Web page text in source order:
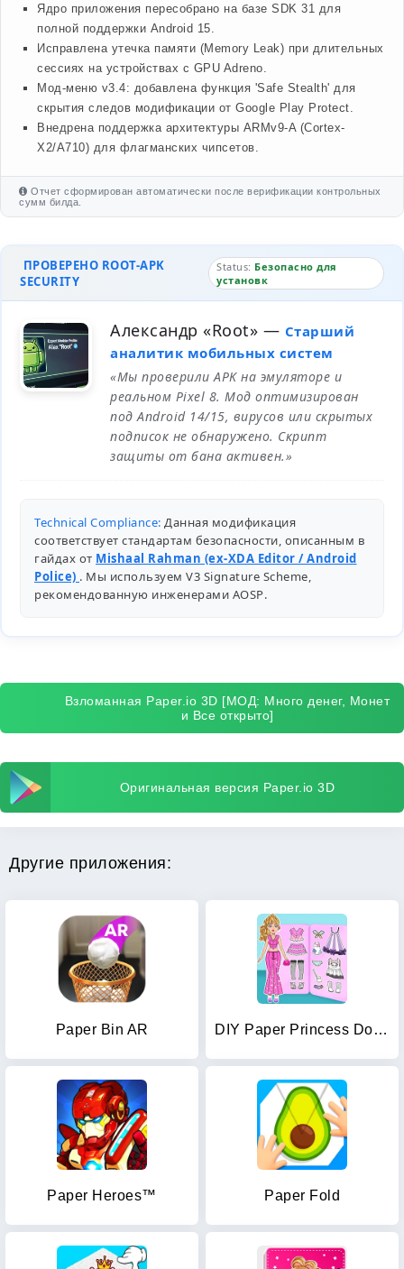
Ядро приложения пересобрано на базе SDK 31 для
полной поддержки Android 15.
Исправлена утечка памяти (Memory Leak) при длительных
сессиях на устройствах с GPU Adreno.
Мод-меню v3.4: добавлена функция 'Safe Stealth' для
скрытия следов модификации от Google Play Protect.
Внедрена поддержка архитектуры ARMv9-A (Cortex-
X2/A710) для флагманских чипсетов.
Отчет сформирован автоматически после верификации контрольных
сумм билда.
ПРОВЕРЕНО ROOT-APK
SECURITY
Status: Безопасно для
установк
Александр «Root» — Старший
аналитик мобильных систем
«Мы проверили APK на эмуляторе и
реальном Pixel 8. Мод оптимизирован
под Android 14/15, вирусов или скрытых
подписок не обнаружено. Скрипт
защиты от бана активен.»
Technical Compliance: Данная модификация
соответствует стандартам безопасности, описанным в
гайдах от Mishaal Rahman (ex-XDA Editor / Android
Police) . Мы используем V3 Signature Scheme,
рекомендованную инженерами AOSP.
Взломанная Paper.io 3D [МОД: Много денег, Монет
и Все открыто]
Оригинальная версия Paper.io 3D
Другие приложения:
Paper Bin AR DIY Paper Princess Doll Games
Paper Heroes™️ Paper Fold